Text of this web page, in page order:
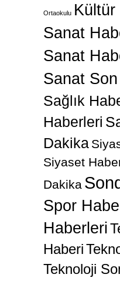
Ortaokulu
Sanat
Sanat
Sanat
Sağlık
Haberleri
Dakika
Siyaset
Dakika
Spor
Haberleri
Haberi
Teknoloji